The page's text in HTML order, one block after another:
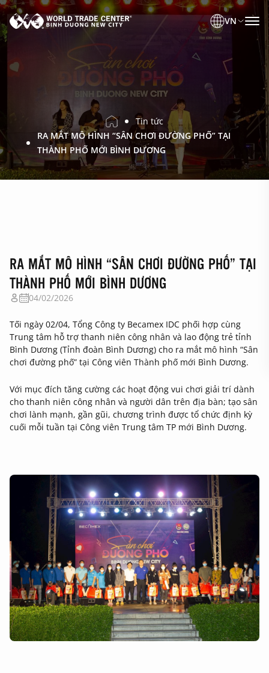
VN
Tin tức
RA MẮT MÔ HÌNH “SÂN CHƠI ĐƯỜNG PHỐ” TẠI
THÀNH PHỐ MỚI BÌNH DƯƠNG
RA MẮT MÔ HÌNH “SÂN CHƠI ĐƯỜNG PHỐ” TẠI
THÀNH PHỐ MỚI BÌNH DƯƠNG
04/02/2026
Tối ngày 02/04, Tổng Công ty Becamex IDC phối hợp cùng
Trung tâm hỗ trợ thanh niên công nhân và lao động trẻ tỉnh
Bình Dương (Tỉnh đoàn Bình Dương) cho ra mắt mô hình “Sân
chơi đường phố” tại Công viên Thành phố mới Bình Dương.
Với mục đích tăng cường các hoạt động vui chơi giải trí dành
cho thanh niên công nhân và người dân trên địa bàn; tạo sân
chơi lành mạnh, gần gũi, chương trình được tổ chức định kỳ
cuối mỗi tuần tại Công viên Trung tâm TP mới Bình Dương.